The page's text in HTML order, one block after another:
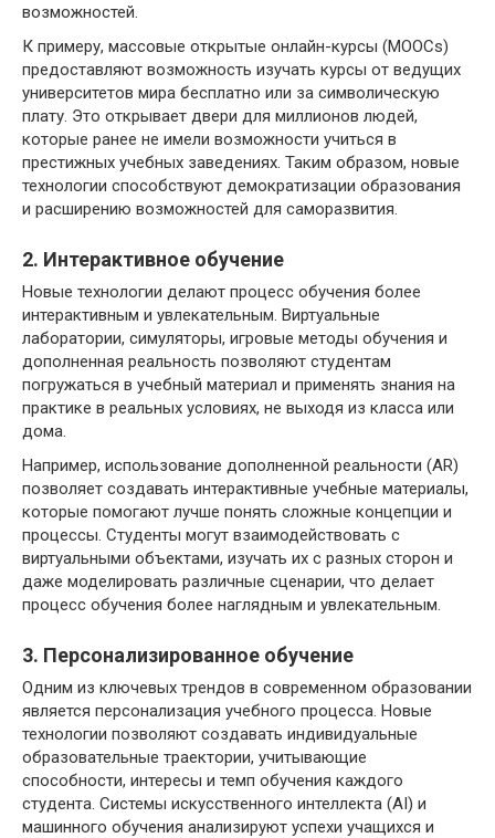
возможностей.
К примеру, массовые открытые онлайн-курсы (MOOCs)
предоставляют возможность изучать курсы от ведущих
университетов мира бесплатно или за символическую
плату. Это открывает двери для миллионов людей,
которые ранее не имели возможности учиться в
престижных учебных заведениях. Таким образом, новые
технологии способствуют демократизации образования
и расширению возможностей для саморазвития.
2. Интерактивное обучение
Новые технологии делают процесс обучения более
интерактивным и увлекательным. Виртуальные
лаборатории, симуляторы, игровые методы обучения и
дополненная реальность позволяют студентам
погружаться в учебный материал и применять знания на
практике в реальных условиях, не выходя из класса или
дома.
Например, использование дополненной реальности (AR)
позволяет создавать интерактивные учебные материалы,
которые помогают лучше понять сложные концепции и
процессы. Студенты могут взаимодействовать с
виртуальными объектами, изучать их с разных сторон и
даже моделировать различные сценарии, что делает
процесс обучения более наглядным и увлекательным.
3. Персонализированное обучение
Одним из ключевых трендов в современном образовании
является персонализация учебного процесса. Новые
технологии позволяют создавать индивидуальные
образовательные траектории, учитывающие
способности, интересы и темп обучения каждого
студента. Системы искусственного интеллекта (AI) и
машинного обучения анализируют успехи учащихся и